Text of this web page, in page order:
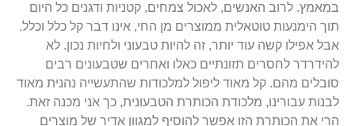
במאמץ. לרוב האנשים, לאכול צמחים, קטניות ודגנים כל היום
תוך הימנעות טוטאלית ממוצרים מן החי, אינו דבר קל כלל וכלל.
אבל אפילו קשה עוד יותר, זה להיות טבעוני ולחיות נכון. לא
להידרדר לחסרים תזונתיים כאלו ואחרים שטבעונים רבים
סובלים מהם. קל מאוד ליפול למלכודות שהתעשייה נהנית מאוד
לבנות עבורינו, מלכודת הכותרת הטבעונית, כך אני מכנה זאת.
הרי את הכותרת הזו אפשר להוסיף למגוון אדיר של מוצרים